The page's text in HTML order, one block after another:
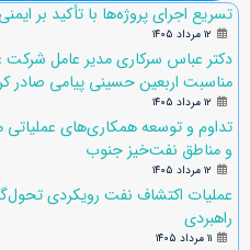
تسریع اجرای پروژه‌ها با تأکید بر
۱۲ مرداد ۱۴۰۵
دکتر عباس سرکاری مدیر عامل شرکت
مناسبت اربعین حسینی پیامی صادر
۱۲ مرداد ۱۴۰۵
تداوم و توسعه همکاری‌های
و مناطق نفت‌خیز جنوب
۱۲ مرداد ۱۴۰۵
عملیات اکتشاف نفت رویکردی
راهبردی
۱۱ مرداد ۱۴۰۵